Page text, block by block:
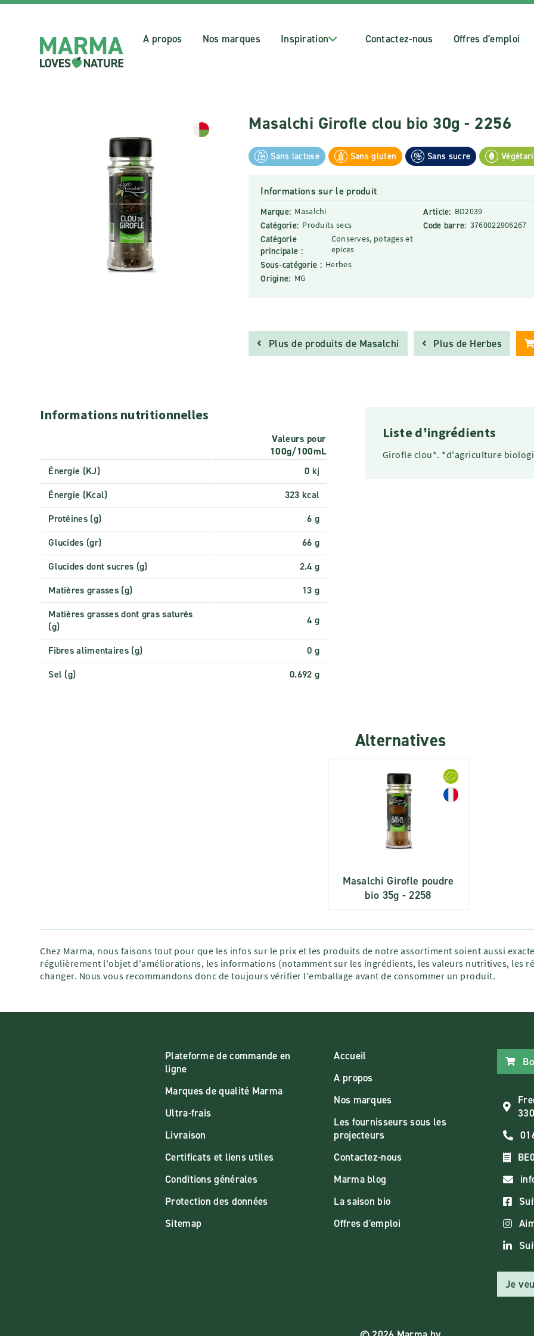
A propos Nos marques Inspiration Contactez-nous Offres d'emploi
Masalchi Girofle clou bio 30g - 2256
Sans lactose Sans gluten Sans sucre
Informations sur le produit
Marque: Masalchi
Catégorie: Produits secs
Catégorie
principale :
Conserves, potages et
epices
Sous-catégorie : Herbes
Origine: MG
Article: BD2039
Code barre: 3760022906267
Plus de produits de Masalchi Plus de Herbes
Informations nutritionnelles
Valeurs pour
100g/100mL
Énergie (KJ)
0 kj
Énergie (Kcal)
323 kcal
Protéines (g)
6 g
Glucides (gr)
66 g
Glucides dont sucres (g)
2.4 g
Matières grasses (g)
13 g
Matières grasses dont gras saturés
(g)
4 g
Fibres alimentaires (g)
0 g
Sel (g)
0.692 g
Liste d'ingrédients
Girofle clou*. *d'agriculture
Alternatives
Masalchi Girofle poudre
bio 35g - 2258
Chez Marma, nous faisons tout pour que les infos sur le prix et les produits de notre assortiment soient aussi
régulièrement l'objet d'améliorations, les informations (notamment sur les ingrédients, les valeurs nutritives, les
changer. Nous vous recommandons donc de toujours vérifier l'emballage avant de consommer un produit.
Plateforme de commande en
ligne
Marques de qualité Marma
Ultra-frais
Livraison
Certificats et liens utiles
Conditions générales
Protection des données
Sitemap
Accueil
A propos
Nos marques
Les fournisseurs sous les
projecteurs
Contactez-nous
Marma blog
La saison bio
Offres d'emploi
Je